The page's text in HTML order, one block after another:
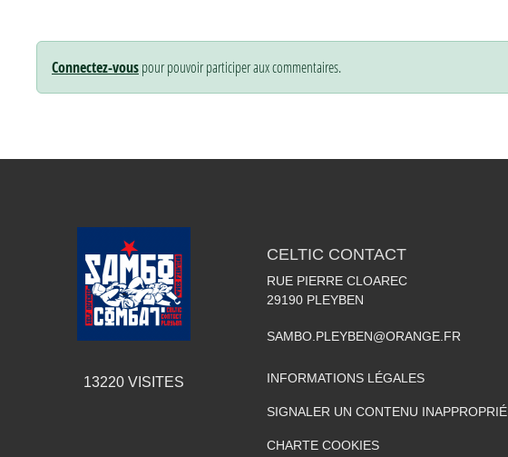
Connectez-vouspour pouvoir participer aux commentaires.
13220VISITES
CELTIC CONTACT
RUE PIERRE CLOAREC
29190 PLEYBEN
SAMBO.PLEYBEN@ORANGE.FR
INFORMATIONS LÉGALES
SIGNALER UN CONTENU INAPPROPRIÉ
CHARTE COOKIES